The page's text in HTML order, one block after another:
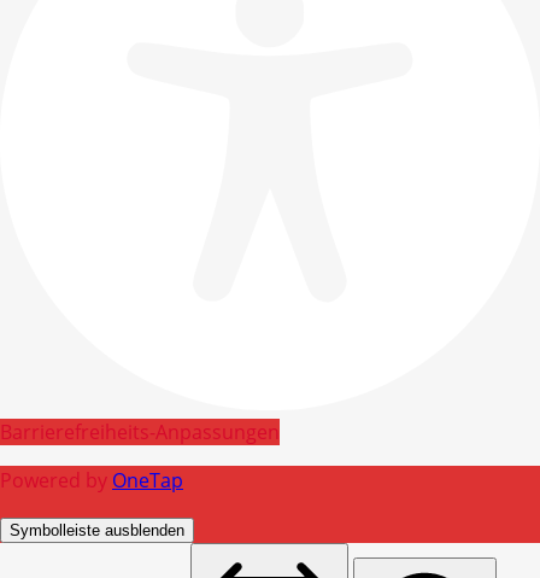
Barrierefreiheits-Anpassungen
Powered by OneTap
Symbolleiste ausblenden